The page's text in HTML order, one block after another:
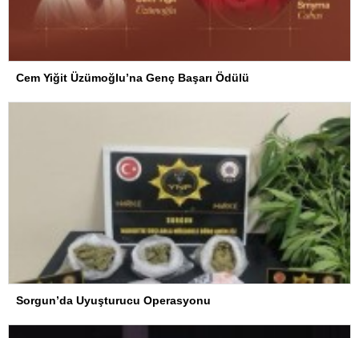
Cem Yiğit Üzümoğlu’na Genç Başarı Ödülü
Sorgun’da Uyuşturucu Operasyonu